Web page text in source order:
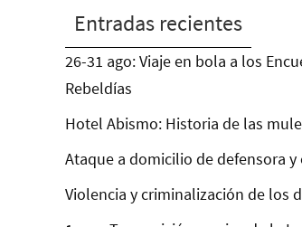
Entradas recientes
26-31 ago: Viaje en bola a los
Rebeldías
Hotel Abismo: Historia de las
Ataque a domicilio de defensora
Violencia y criminalización de los